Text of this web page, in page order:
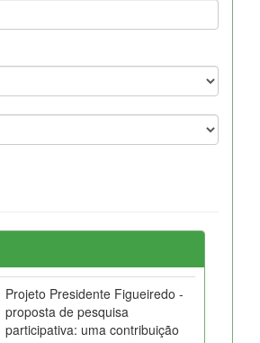
Projeto Presidente Figueiredo -
proposta de pesquisa
participativa: uma contribuição